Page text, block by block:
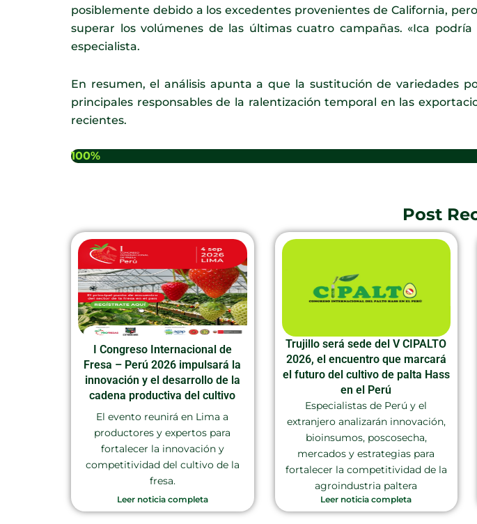
posiblemente debido a los excedentes provenientes de California,
superar los volúmenes de las últimas cuatro campañas. «Ica
especialista.
En resumen, el análisis apunta a que la sustitución de variedades
principales responsables de la ralentización temporal en las
recientes.
100%
Post
I Congreso Internacional de
Fresa – Perú 2026 impulsará la
innovación y el desarrollo de la
cadena productiva del cultivo
El evento reunirá en Lima a
productores y expertos para
fortalecer la innovación y
competitividad del cultivo de la
fresa.
Leer noticia completa
Trujillo será sede del V CIPALTO
2026, el encuentro que marcará
el futuro del cultivo de palta Hass
en el Perú
Especialistas de Perú y el
extranjero analizarán innovación,
bioinsumos, poscosecha,
mercados y estrategias para
fortalecer la competitividad de la
agroindustria paltera
Leer noticia completa